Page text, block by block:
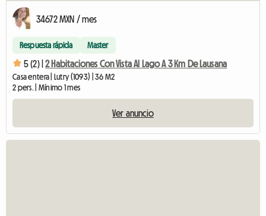
34672 MXN / mes
Respuesta rápida Master
5 (2) | 2 Habitaciones Con Vista Al Lago A 3 Km De Lausana
Casa entera | Lutry (1093) | 36 M2
2 pers. | Mínimo 1 mes
Ver anuncio